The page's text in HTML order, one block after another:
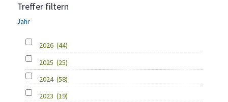
Treffer filtern
Jahr
2026 (44)
2025 (25)
2024 (58)
2023 (19)